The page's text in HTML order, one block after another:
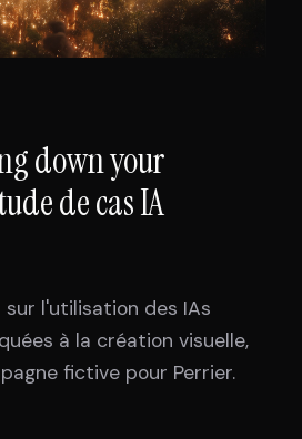
down your
de cas IA
l'utilisation des IAs
à la création visuelle,
fictive pour Perrier.